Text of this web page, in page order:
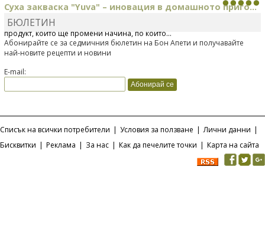
Суха закваска "Yuva" – иновация в домашното приго...
Отскоро Лесафр България стартира предлагането на изцяло нов
продукт, който ще промени начина, по който...
БЮЛЕТИН
Абонирайте се за седмичния бюлетин на Бон Апети и получавайте
най-новите рецепти и новини
E-mail:
Списък на всички потребители | Условия за ползване | Лични данни |
Бисквитки | Реклама | За нас | Как да печелите точки | Карта на сайта